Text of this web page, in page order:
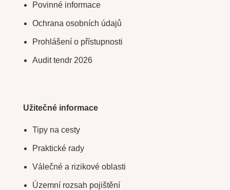
Povinné informace
Ochrana osobních údajů
Prohlášení o přístupnosti
Audit tendr 2026
Užitečné informace
Tipy na cesty
Praktické rady
Válečné a rizikové oblasti
Územní rozsah pojištění